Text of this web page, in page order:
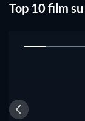
preferenze. Eh
Top 10 film